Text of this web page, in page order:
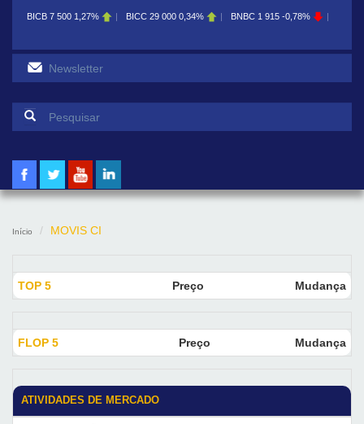
BICB 7 500 1,27% BICC 29 000 0,34% BNBC 1 915 -0,78%
Formulário de pesquisa
Início MOVIS CI
TOP 5 Preço Mudança
FLOP 5 Preço Mudança
ATIVIDADES DE MERCADO